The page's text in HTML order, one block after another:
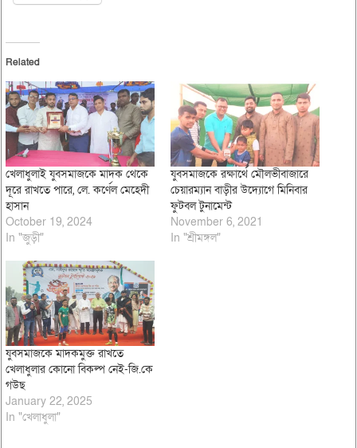
Related
খেলাধুলাই যুবসমাজকে মাদক থেকে
দূরে রাখতে পারে, লে. কর্ণেল মেহেদী
হাসান
October 19, 2024
In "জুড়ী"
যুবসমাজকে রক্ষার্থে মৌলভীবাজারে
চেয়ারম্যান বাড়ীর উদ্যোগে মিনিবার
ফুটবল টুনামেন্ট
November 6, 2021
In "শ্রীমঙ্গল"
যুবসমাজকে মাদকমুক্ত রাখতে
খেলাধুলার কোনো বিকল্প নেই-জি.কে
গউছ
January 22, 2025
In "খেলাধুলা"